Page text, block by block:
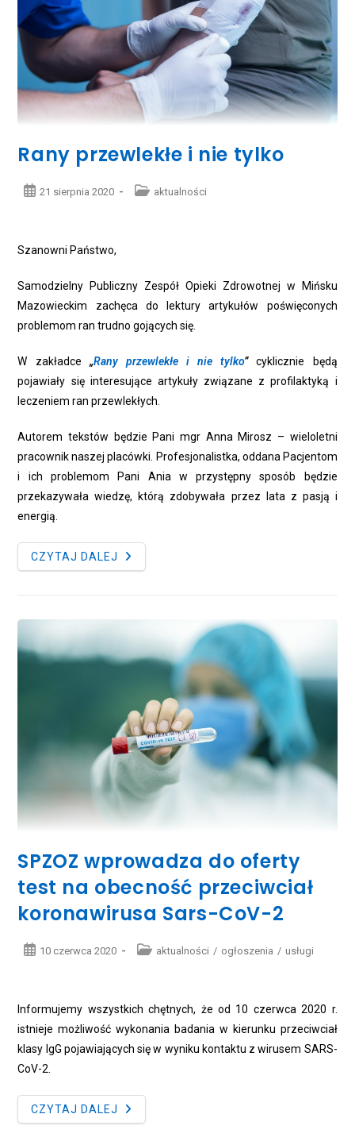
Rany przewlekłe i nie tylko
Post21 sierpnia 2020
Postaktualności
Szanowni Państwo,
Samodzielny Publiczny Zespół Opieki Zdrowotnej w Mińsku
Mazowieckim zachęca do lektury artykułów poświęconych
problemom ran trudno gojących się.
W zakładce „Rany przewlekłe i nie tylko”cyklicznie będą
pojawiały się interesujące artykuły związane z profilaktyką i
leczeniem ran przewlekłych.
Autorem tekstów będzie Pani mgr Anna Mirosz – wieloletni
pracownik naszej placówki. Profesjonalistka, oddana Pacjentom
i ich problemom Pani Ania w przystępny sposób będzie
przekazywała wiedzę, którą zdobywała przez lata z pasją i
energią.
CZYTAJ DALEJ RANY
PRZEWLEKŁE
SPZOZ wprowadza do oferty
test na obecność przeciwciał
koronawirusa Sars-CoV-2
Post10 czerwca 2020
Postaktualności / ogłoszenia / usługi
Informujemy wszystkich chętnych, że od 10 czerwca 2020 r.
istnieje możliwość wykonania badania w kierunku przeciwciał
klasy IgG pojawiających się w wyniku kontaktu z wirusem SARS-
CoV-2.
CZYTAJ DALEJ SPZOZ
WPROWADZA